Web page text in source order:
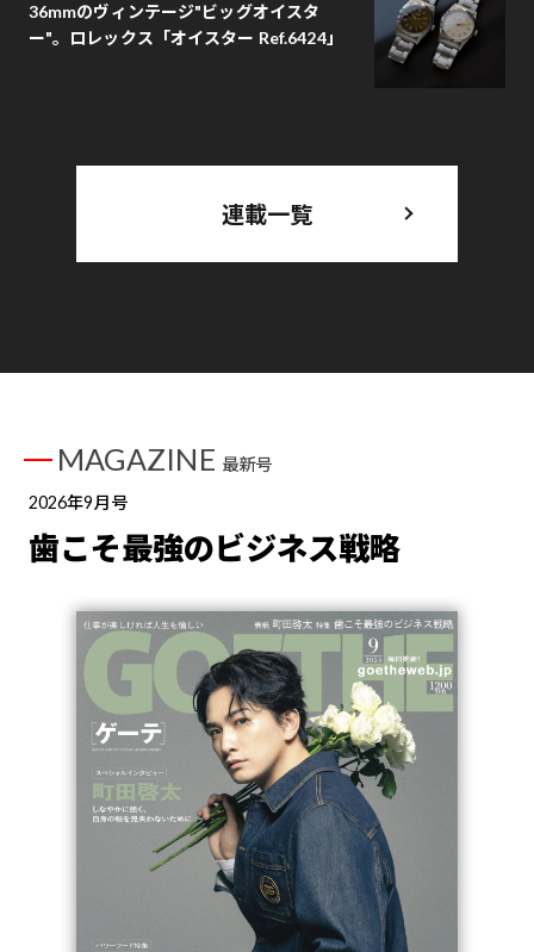
36mmのヴィンテージ"ビッグオイスタ
ー"。ロレックス「オイスター Ref.6424」
連載一覧
MAGAZINE 最新号
2026年9月号
歯こそ最強のビジネス戦略